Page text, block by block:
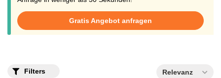
Gratis Angebot anfragen
Filters Relevanz